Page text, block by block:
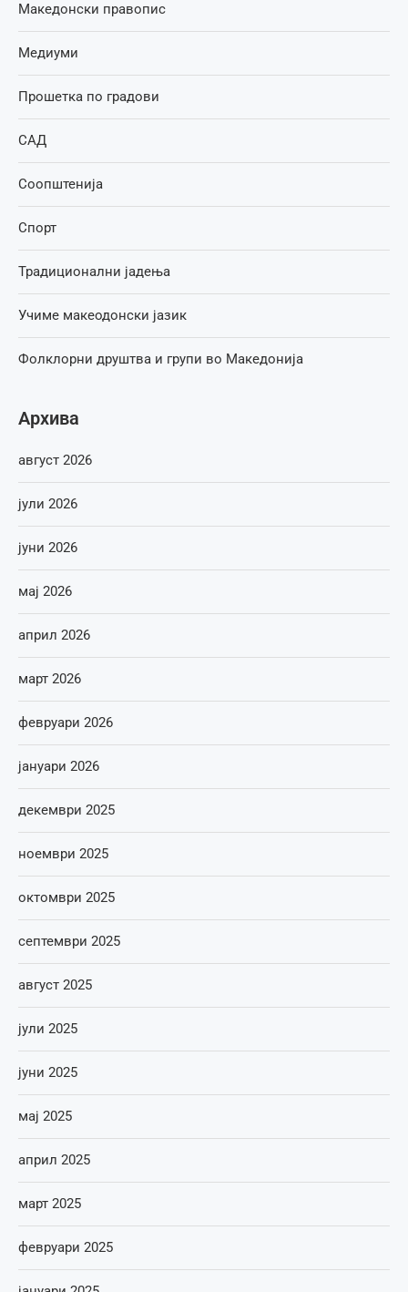
Македонски правопис
Медиуми
Прошетка по градови
САД
Соопштенија
Спорт
Традиционални јадења
Учиме макеодонски јазик
Фолклорни друштва и групи во Македонија
Архива
август 2026
јули 2026
јуни 2026
мај 2026
април 2026
март 2026
февруари 2026
јануари 2026
декември 2025
ноември 2025
октомври 2025
септември 2025
август 2025
јули 2025
јуни 2025
мај 2025
април 2025
март 2025
февруари 2025